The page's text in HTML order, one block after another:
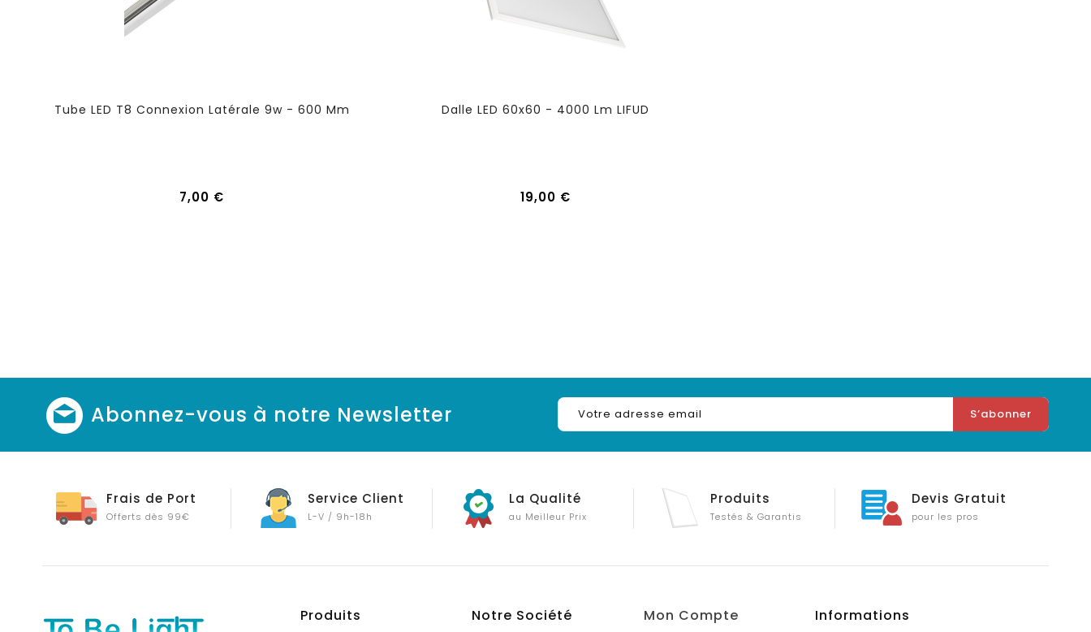
Tube LED T8 Connexion Latérale 9w - 600 Mm
7,00 €
Dalle LED 60x60 - 4000 Lm LIFUD
19,00 €
Abonnez-vous à notre Newsletter
Frais de Port
Offerts dès 99€
Service Client
L-V / 9h-18h
La Qualité
au Meilleur Prix
Produits
Testés & Garantis
Devis Gratuit
pour les pros
Produits Notre Société Mon Compte Informations